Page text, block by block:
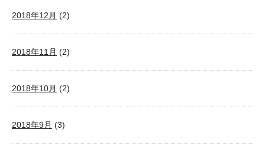
2018年12月 (2)
2018年11月 (2)
2018年10月 (2)
2018年9月 (3)